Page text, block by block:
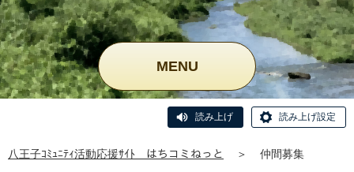
MENU
読み上げ 読み上げ設定
八王子ｺﾐｭﾆﾃｨ活動応援ｻｲﾄ はちコミねっと ＞ 仲間募集